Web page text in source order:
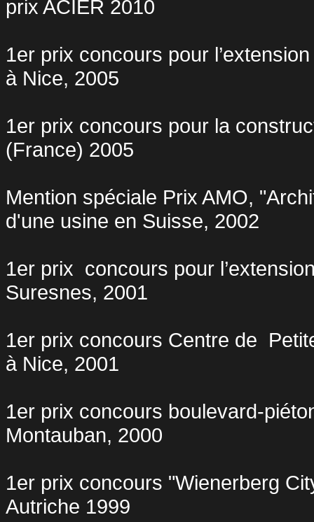
prix ACIER 2010
1er prix concours pour
à Nice, 2005
1er prix concours pour la
(France) 2005
Mention spéciale Prix AMO,
d'une usine en Suisse, 2002
1er prix concours pour
Suresnes, 2001
1er prix concours Centre de
à Nice, 2001
1er prix concours boulevard-
Montauban, 2000
1er prix concours "Wienerberg
Autriche 1999